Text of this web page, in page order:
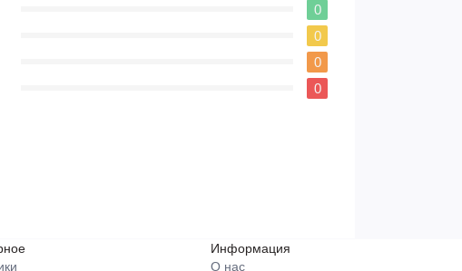
0
0
0
0
Информация
О нас